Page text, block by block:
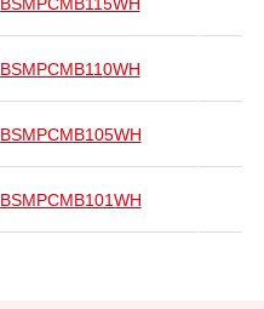
BSMPCMB110WH
BSMPCMB105WH
BSMPCMB101WH